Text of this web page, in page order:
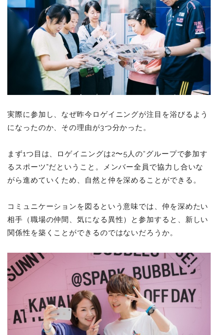
実際に参加し、なぜ昨今ロゲイニングが注目を浴びるよう
になったのか、その理由が3つ分かった。
まず1つ目は、ロゲイニングは2〜5人の“グループで参加す
るスポーツ”だということ。メンバー全員で協力し合いな
がら進めていくため、自然と仲を深めることができる。
コミュニケーションを図るという意味では、仲を深めたい
相手（職場の仲間、気になる異性）と参加すると、新しい
関係性を築くことができるのではないだろうか。